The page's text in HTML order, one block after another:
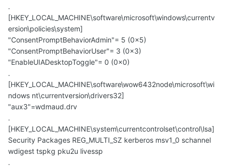
.
[HKEY_LOCAL_MACHINE\software\microsoft\windows\currentv
ersion\policies\system]
"ConsentPromptBehaviorAdmin"= 5 (0x5)
"ConsentPromptBehaviorUser"= 3 (0x3)
"EnableUIADesktopToggle"= 0 (0x0)
.
[HKEY_LOCAL_MACHINE\software\wow6432node\microsoft\wi
ndows nt\currentversion\drivers32]
"aux3"=wdmaud.drv
.
[HKEY_LOCAL_MACHINE\system\currentcontrolset\control\lsa]
Security Packages REG_MULTI_SZ kerberos msv1_0 schannel
wdigest tspkg pku2u livessp
.